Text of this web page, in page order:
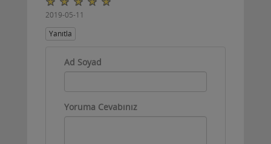
2019-05-11
Yanıtla
Ad Soyad
Yoruma Cevabınız